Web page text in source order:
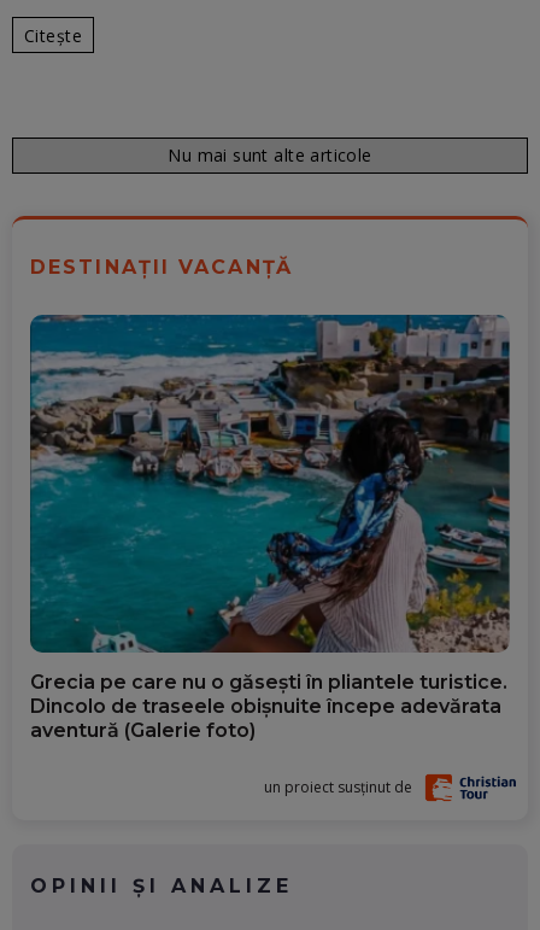
Citește
Nu mai sunt alte articole
DESTINAȚII VACANȚĂ
Grecia pe care nu o găsești în pliantele turistice.
Dincolo de traseele obișnuite începe adevărata
aventură (Galerie foto)
un proiect susținut de
OPINII ȘI ANALIZE